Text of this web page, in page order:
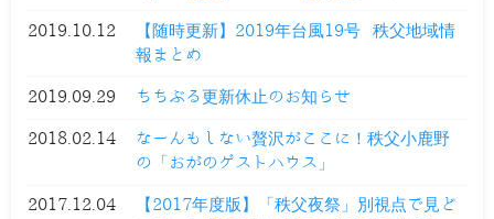
2019.10.12
【随時更新】2019年台風19号 秩父地域情
報まとめ
2019.09.29 ちちぶる更新休止のお知らせ
2018.02.14
なーんもしない贅沢がここに！秩父小鹿野
の「おがのゲストハウス」
2017.12.04
【2017年度版】「秩父夜祭」別視点で見ど